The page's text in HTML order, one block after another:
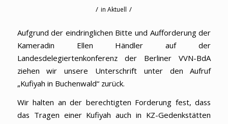
/ inAktuell /
Aufgrund der eindringlichen Bitte und Aufforderung der
Kameradin Ellen Händler auf der
Landesdelegiertenkonferenz der Berliner VVN-BdA
ziehen wir unsere Unterschrift unter den Aufruf
„Kufiyah in Buchenwald“ zurück.
Wir halten an der berechtigten Forderung fest, dass
das Tragen einer Kufiyah auch in KZ-Gedenkstätten